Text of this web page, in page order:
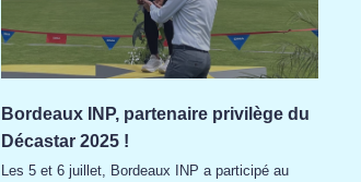
Bordeaux INP, partenaire privilège du
Décastar 2025 !
Les 5 et 6 juillet, Bordeaux INP a participé au